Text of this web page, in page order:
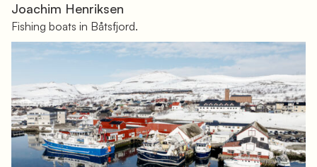
Joachim Henriksen
Fishing boats in Båtsfjord.